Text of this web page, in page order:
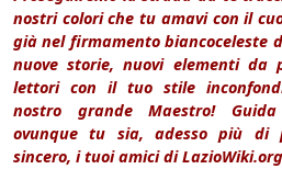
nostri colori che tu amavi con il
già nel firmamento biancoceleste
nuove storie, nuovi elementi da
lettori con il tuo stile
nostro grande Maestro!
ovunque tu sia, adesso più di
sincero, i tuoi amici di LazioWiki.org